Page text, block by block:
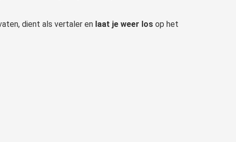
dient als vertaler en laat je weer los op het